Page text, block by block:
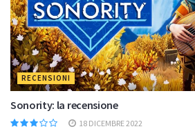
RECENSIONI
Sonority: la recensione
18 DICEMBRE 2022